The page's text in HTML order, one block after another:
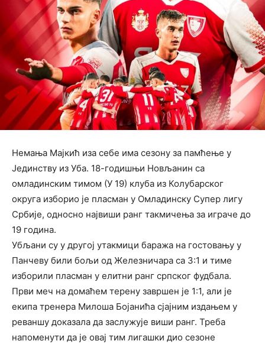
Немања Мајкић иза себе има сезону за памћење у
Јединству из Уба. 18-годишњи Новљанин са
омладинским тимом (У 19) клуба из Колубарског
округа изборио је пласман у Омладинску Супер лигу
Србије, односно највиши ранг такмичења за играче до
19 година.
Убљани су у другој утакмици баража на гостовању у
Панчеву били бољи од Железничара са 3:1 и тиме
изборили пласман у елитни ранг српског фудбала.
Први меч на домаћем терену завршен је 1:1, али је
екипа тренера Милоша Бојанића сјајним издањем у
реваншу доказала да заслужује виши ранг. Треба
напоменути да је овај тим лигашки дио сезоне